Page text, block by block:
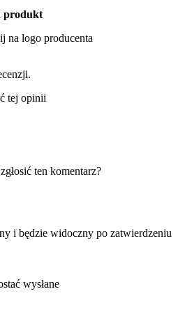
produkt
na logo producenta
tej opinii
ten komentarz?
i będzie widoczny po zatwierdzeniu
wysłane